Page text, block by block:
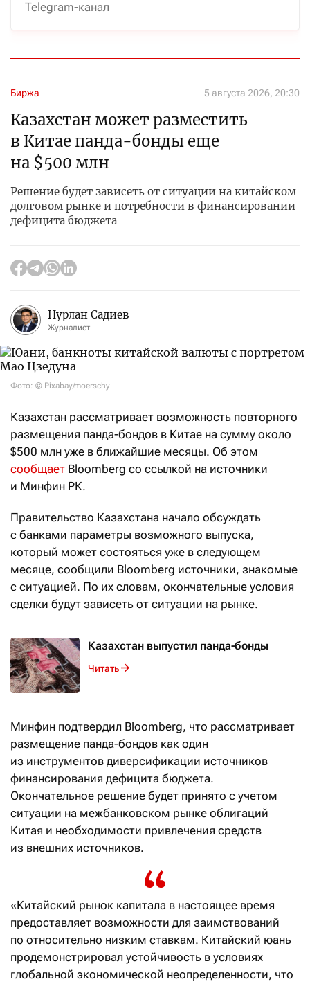
Telegram-канал
Биржа 5 августа 2026, 20:30
Казахстан может разместить
в Китае панда-бонды еще
на $500 млн
Решение будет зависеть от ситуации на китайском
долговом рынке и потребности в финансировании
дефицита бюджета
Нурлан Садиев
Журналист
Фото: © Pixabay/moerschy
Казахстан рассматривает возможность повторного
размещения панда-бондов в Китае на сумму около
$500 млн уже в ближайшие месяцы. Об этом
сообщает Bloomberg со ссылкой на источники
и Минфин РК.
Правительство Казахстана начало обсуждать
с банками параметры возможного выпуска,
который может состояться уже в следующем
месяце, сообщили Bloomberg источники, знакомые
с ситуацией. По их словам, окончательные условия
сделки будут зависеть от ситуации на рынке.
Казахстан выпустил панда-бонды
Читать
Минфин подтвердил Bloomberg, что рассматривает
размещение панда-бондов как один
из инструментов диверсификации источников
финансирования дефицита бюджета.
Окончательное решение будет принято с учетом
ситуации на межбанковском рынке облигаций
Китая и необходимости привлечения средств
из внешних источников.
«Китайский рынок капитала в настоящее время
предоставляет возможности для заимствований
по относительно низким ставкам. Китайский юань
продемонстрировал устойчивость в условиях
глобальной экономической неопределенности, что